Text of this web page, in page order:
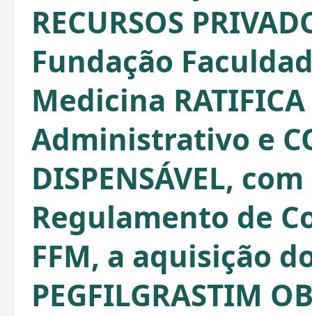
RECURSOS
Fundação
Medicina
Administrativo e
DISPENSÁVEL,
Regulamento de
FFM, a aquisição
PEGFILGRASTIM